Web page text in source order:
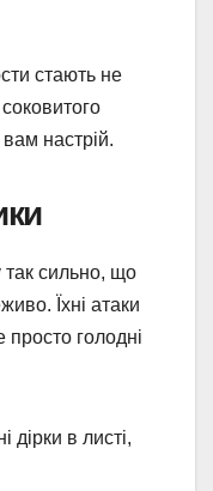
стають не
соковитого
настрій.
так сильно, що
Їхні атаки
голодні
дірки в листі,